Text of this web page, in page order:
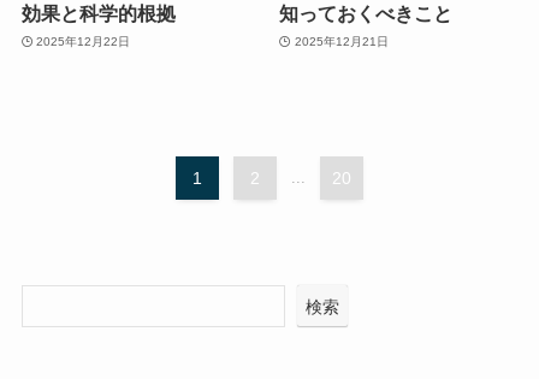
効果と科学的根拠
2025年12月22日
知っておくべきこと
2025年12月21日
1 2 ... 20
検索